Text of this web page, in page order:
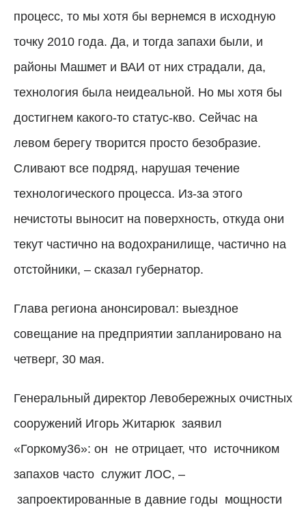
процесс, то мы хотя бы вернемся в исходную
точку 2010 года. Да, и тогда запахи были, и
районы Машмет и ВАИ от них страдали, да,
технология была неидеальной. Но мы хотя бы
достигнем какого-то статус-кво. Сейчас на
левом берегу творится просто безобразие.
Сливают все подряд, нарушая течение
технологического процесса. Из-за этого
нечистоты выносит на поверхность, откуда они
текут частично на водохранилище, частично на
отстойники, – сказал губернатор.
Глава региона анонсировал: выездное
совещание на предприятии запланировано на
четверг, 30 мая.
Генеральный директор Левобережных очистных
сооружений Игорь Житарюк заявил
«Горкому36»: он не отрицает, что источником
запахов часто служит ЛОС, –
запроектированные в давние годы мощности